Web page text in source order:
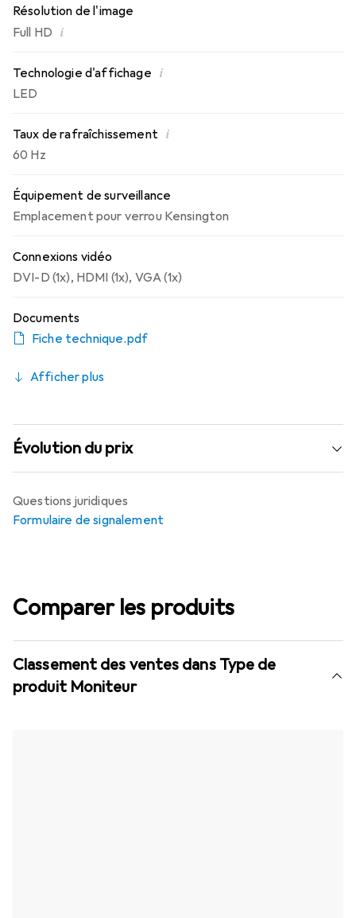
Résolution de l'image
Full HD i
Technologie d'affichage i
LED
Taux de rafraîchissement i
60 Hz
Équipement de surveillance
Emplacement pour verrou Kensington
Connexions vidéo
DVI-D (1x), HDMI (1x), VGA (1x)
Documents
Fiche technique.pdf
Afficher plus
Évolution du prix
Questions juridiques
Formulaire de signalement
Comparer les produits
Classement des ventes dans Type de
produit Moniteur